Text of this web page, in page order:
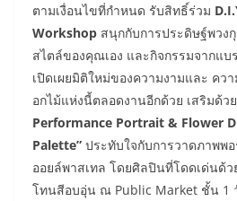
ตามเงื่อนไขที่กำหนด รับสิทธิ์ร่วม
Workshop สนุกกับการประดิษฐ์พวง
สไตล์ของคุณเอง และกิจกรรมจากแบ
เปิดเผยมิติใหม่ของความงามและ คว
อกไม้แห่งนี้ตลอดงานอีกด้วย เสริมด้ว
Performance Portrait & Flower
Palette” ประทับใจกับการวาดภาพพ
ออยล์พาสเทล โดยศิลปินที่โดดเด่นด้
โทนสีอบอุ่น ณ Public Market ชั้น 1